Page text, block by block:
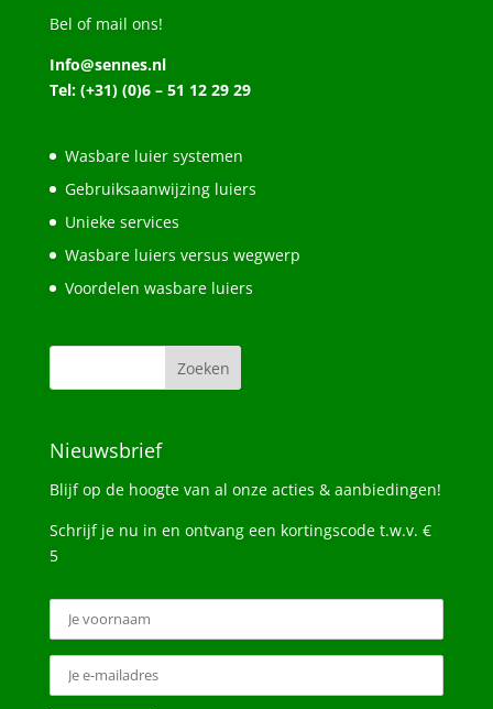
Bel of mail ons!
Info@sennes.nl
Tel: (+31) (0)6 – 51 12 29 29
Wasbare luier systemen
Gebruiksaanwijzing luiers
Unieke services
Wasbare luiers versus wegwerp
Voordelen wasbare luiers
Nieuwsbrief
Blijf op de hoogte van al onze acties & aanbiedingen!
Schrijf je nu in en ontvang een kortingscode t.w.v. €
5